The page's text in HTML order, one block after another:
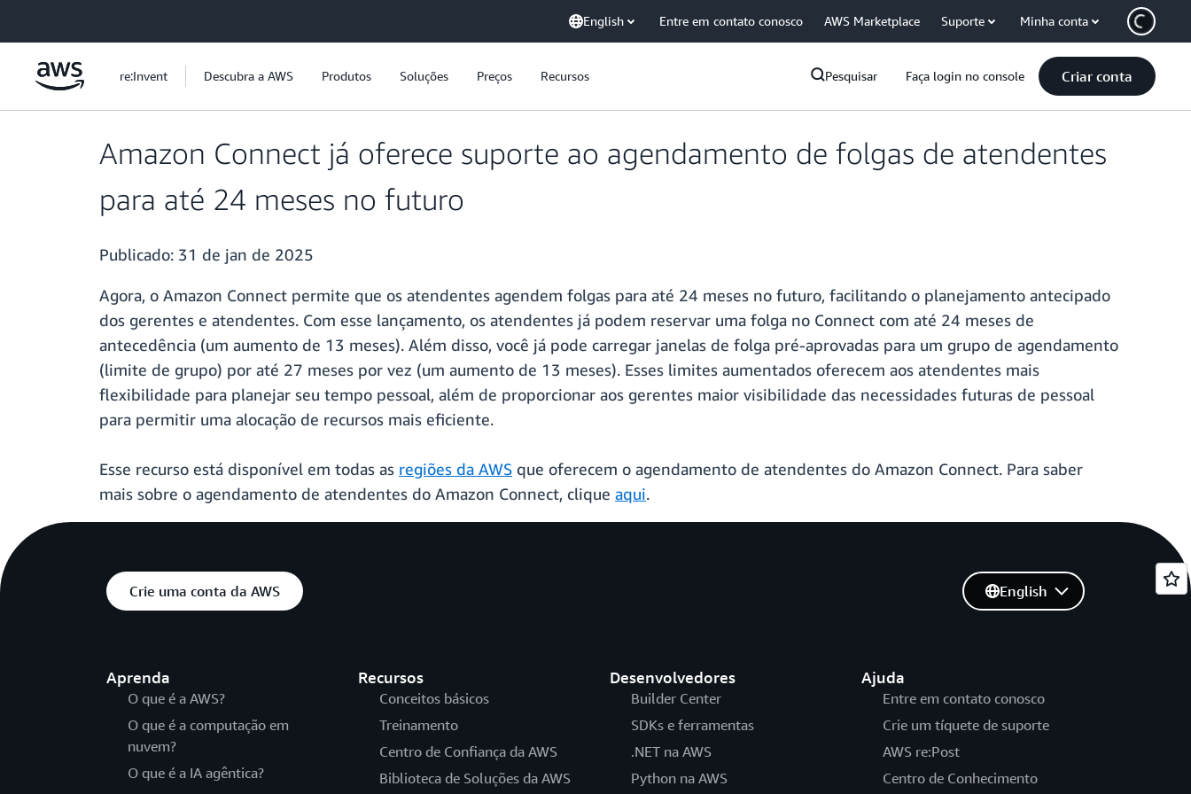
English Entre em contato conosco AWS Marketplace Suporte Minha conta
re:Invent Descubra a AWS Produtos Soluções Preços Recursos Pesquisar Faça login no console Criar conta
Amazon Connect já oferece suporte ao agendamento de folgas de atendentes
para até 24 meses no futuro
Publicado: 31 de jan de 2025
Agora, o Amazon Connect permite que os atendentes agendem folgas para até 24 meses no futuro, facilitando o planejamento antecipado
dos gerentes e atendentes. Com esse lançamento, os atendentes já podem reservar uma folga no Connect com até 24 meses de
antecedência (um aumento de 13 meses). Além disso, você já pode carregar janelas de folga pré-aprovadas para um grupo de agendamento
(limite de grupo) por até 27 meses por vez (um aumento de 13 meses). Esses limites aumentados oferecem aos atendentes mais
flexibilidade para planejar seu tempo pessoal, além de proporcionar aos gerentes maior visibilidade das necessidades futuras de pessoal
para permitir uma alocação de recursos mais eficiente.
Esse recurso está disponível em todas as regiões da AWS que oferecem o agendamento de atendentes do Amazon Connect. Para saber
mais sobre o agendamento de atendentes do Amazon Connect, clique aqui.
Crie uma conta da AWS
Aprenda
O que é a AWS?
O que é a computação em
nuvem?
O que é a IA agêntica?
Recursos
Conceitos básicos
Treinamento
Centro de Confiança da AWS
Biblioteca de Soluções da AWS
Desenvolvedores
Builder Center
SDKs e ferramentas
.NET na AWS
Python na AWS
Ajuda
Entre em contato conosco
Crie um tíquete de suporte
AWS re:Post
Centro de Conhecimento
English